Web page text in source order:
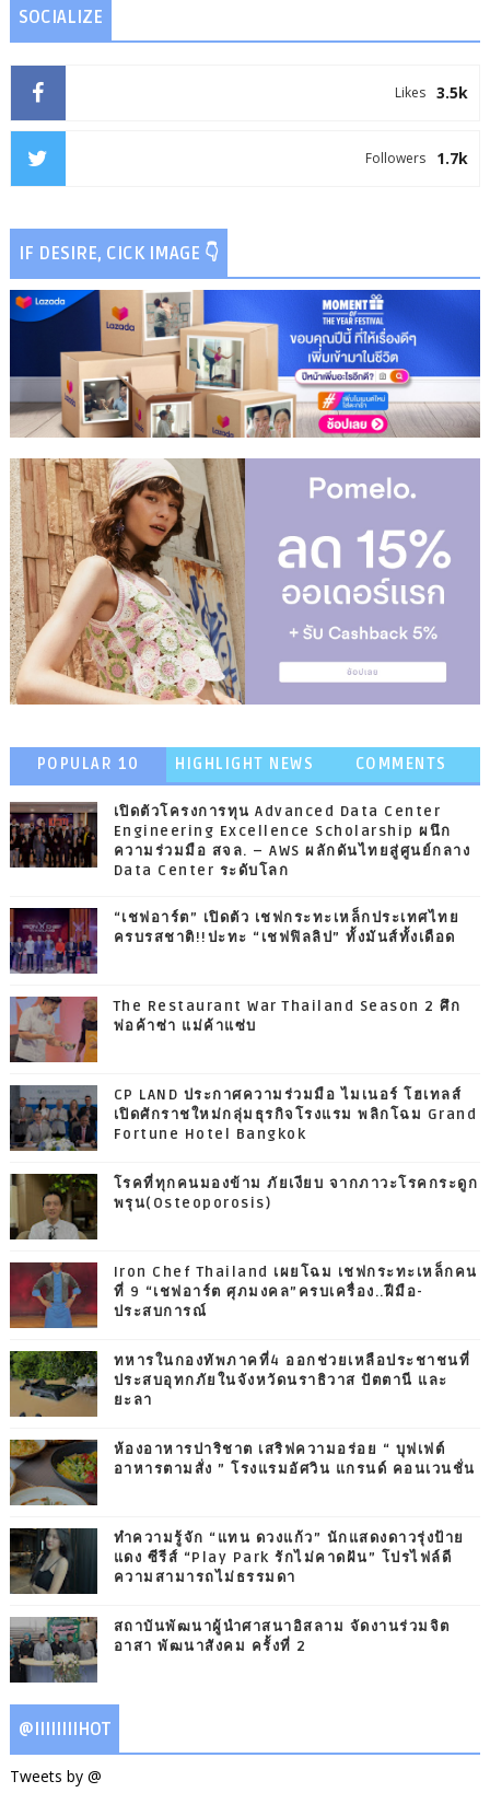
SOCIALIZE
3.5k
Likes
1.7k
Followers
IF DESIRE, CICK IMAGE 👇
POPULAR 10 HIGHLIGHT NEWS COMMENTS
เปิดตัวโครงการทุน Advanced Data Center
Engineering Excellence Scholarship ผนึก
ความร่วมมือ สจล. – AWS ผลักดันไทยสู่ศูนย์กลาง
Data Center ระดับโลก
“เชฟอาร์ต” เปิดตัว เชฟกระทะเหล็กประเทศไทย
ครบรสชาติ!!ปะทะ “เชฟฟิลลิป” ทั้งมันส์ทั้งเดือด
The Restaurant War Thailand Season 2 ศึก
พ่อค้าซ่า แม่ค้าแซ่บ
CP LAND ประกาศความร่วมมือ ไมเนอร์ โฮเทลส์
เปิดศักราชใหม่กลุ่มธุรกิจโรงแรม พลิกโฉม Grand
Fortune Hotel Bangkok
โรคที่ทุกคนมองข้าม ภัยเงียบ จากภาวะโรคกระดูก
พรุน(Osteoporosis)
Iron Chef Thailand เผยโฉม เชฟกระทะเหล็กคน
ที่ 9 “เชฟอาร์ต ศุภมงคล”ครบเครื่อง..ฝีมือ-
ประสบการณ์
ทหารในกองทัพภาคที่4 ออกช่วยเหลือประชาชนที่
ประสบอุทกภัยในจังหวัดนราธิวาส ปัตตานี และ
ยะลา
ห้องอาหารปาริชาต เสริฟความอร่อย “ บุฟเฟต์
อาหารตามสั่ง ” โรงแรมอัศวิน แกรนด์ คอนเวนชั่น
ทำความรู้จัก “แทน ดวงแก้ว” นักแสดงดาวรุ่งป้าย
แดง ซีรีส์ “Play Park รักไม่คาดฝัน” โปรไฟล์ดี
ความสามารถไม่ธรรมดา
สถาบันพัฒนาผู้นำศาสนาอิสลาม จัดงานร่วมจิต
อาสา พัฒนาสังคม ครั้งที่ 2
@IIIIIIIIHOT
Tweets by @